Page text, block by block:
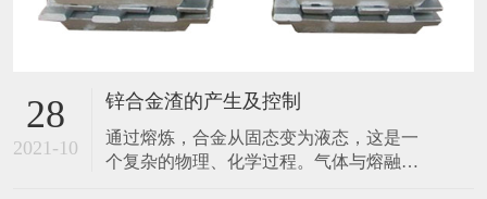
28
2021-10
锌合金渣的产生及控制
通过熔炼，合金从固态变为液态，这是一
个复杂的物理、化学过程。气体与熔融金